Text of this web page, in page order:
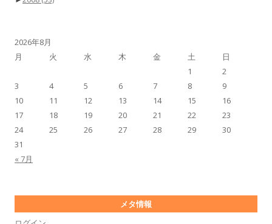
2026年8月
月
火 水 木 金 土 日
« 7月
1
2
3
4 5 6 7 8
9
10
11 12 13 14 15
16
17
18 19 20 21 22
23
24
25 26 27 28 29
30
31
メタ情報